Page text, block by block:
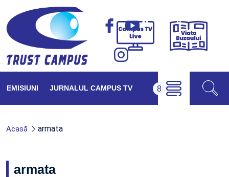
Campus
Viața
EMISIUNI JURNALUL CAMPUS TV
Acasă armata
armata